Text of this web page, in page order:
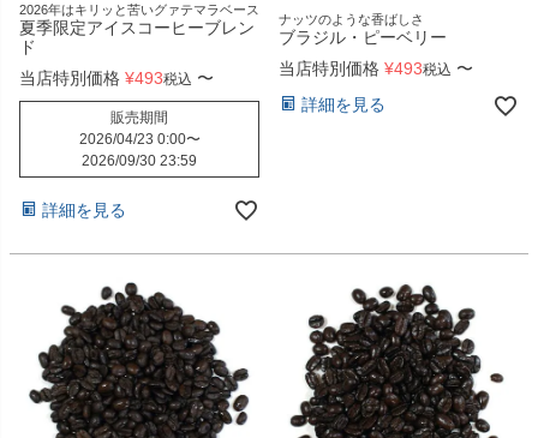
2026年はキリッと苦いグァテマラベース
夏季限定アイスコーヒーブレン
ド
当店特別価格 ¥493税込 〜
販売期間
2026/04/23 0:00〜
2026/09/30 23:59
詳細を見る
ナッツのような香ばしさ
ブラジル・ピーベリー
当店特別価格 ¥493税込 〜
詳細を見る